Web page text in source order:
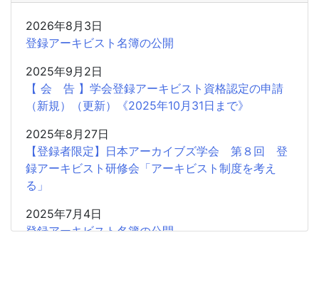
2026年8月3日
登録アーキビスト名簿の公開
2025年9月2日
【 会 告 】学会登録アーキビスト資格認定の申請
（新規）（更新）《2025年10月31日まで》
2025年8月27日
【登録者限定】日本アーカイブズ学会 第８回 登
録アーキビスト研修会「アーキビスト制度を考え
る」
2025年7月4日
登録アーキビスト名簿の公開